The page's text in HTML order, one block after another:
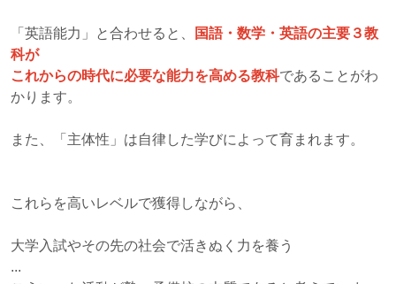
「英語能力」と合わせると、
国語・数学・英語の主要３教
科が
これからの時代に必要な能力を高める教科であることがわ
かります。
また、「主体性」は自律した学びによって育まれます。
これらを高いレベルで獲得しながら、
大学入試やその先の社会で活きぬく力を養う
...